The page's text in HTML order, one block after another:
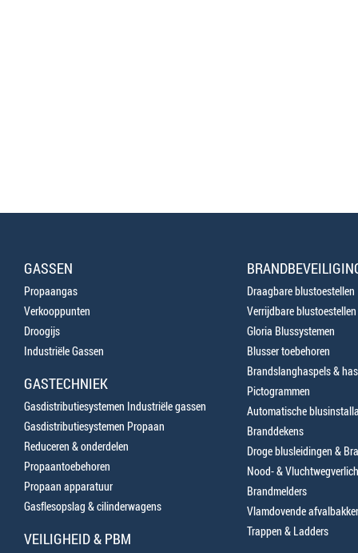
GASSEN
Propaangas
Verkooppunten
Droogijs
Industriële Gassen
GASTECHNIEK
Gasdistributiesystemen Industriële gassen
Gasdistributiesystemen Propaan
Reduceren & onderdelen
Propaantoebehoren
Propaan apparatuur
Gasflesopslag & cilinderwagens
VEILIGHEID & PBM
Draagbare blustoestellen
Verrijdbare blustoestellen
Gloria Blussystemen
Blusser toebehoren
Brandslanghaspels &
Pictogrammen
Automatische
Branddekens
Droge blusleidingen &
Nood- &
Brandmelders
Vlamdovende
Trappen & Ladders